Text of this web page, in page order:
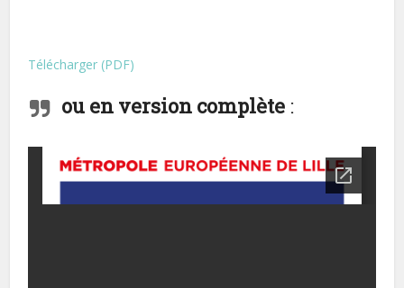
Télécharger (PDF)
ou en version complète :